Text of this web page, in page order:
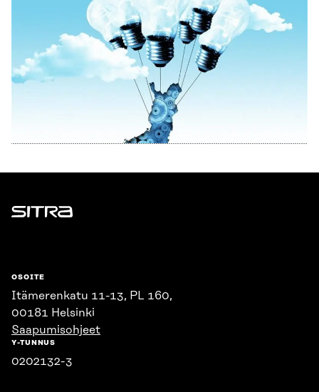
Sitra
OSOITE
Itämerenkatu 11-13, PL 160,
00181 Helsinki
Saapumisohjeet
Y-TUNNUS
0202132-3